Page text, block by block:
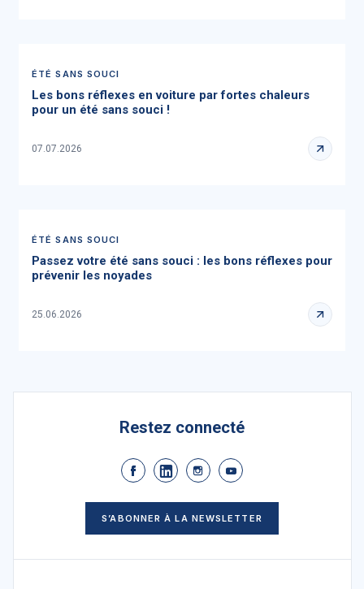
ÉTÉ SANS SOUCI
Les bons réflexes en voiture par fortes chaleurs
pour un été sans souci !
07.07.2026
ÉTÉ SANS SOUCI
Passez votre été sans souci : les bons réflexes pour
prévenir les noyades
25.06.2026
Restez connecté
S’ABONNER À LA NEWSLETTER